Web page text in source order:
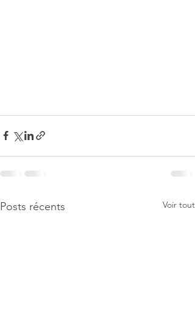
Posts récents Voir tout